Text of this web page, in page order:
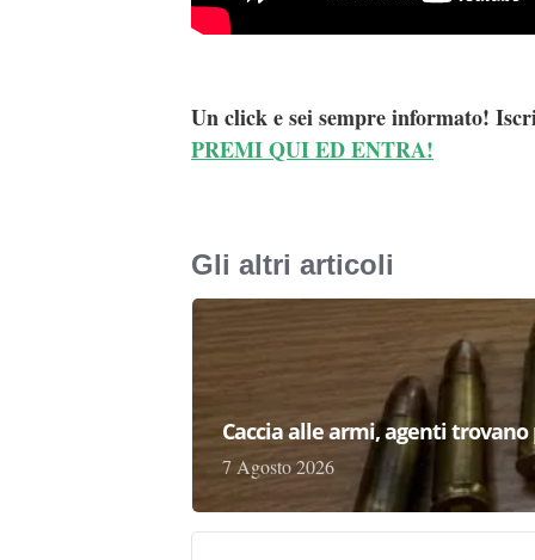
Un click e sei sempre informato!
PREMI QUI ED ENTRA!
Gli altri articoli
Caccia alle armi, agenti
7 Agosto 2026